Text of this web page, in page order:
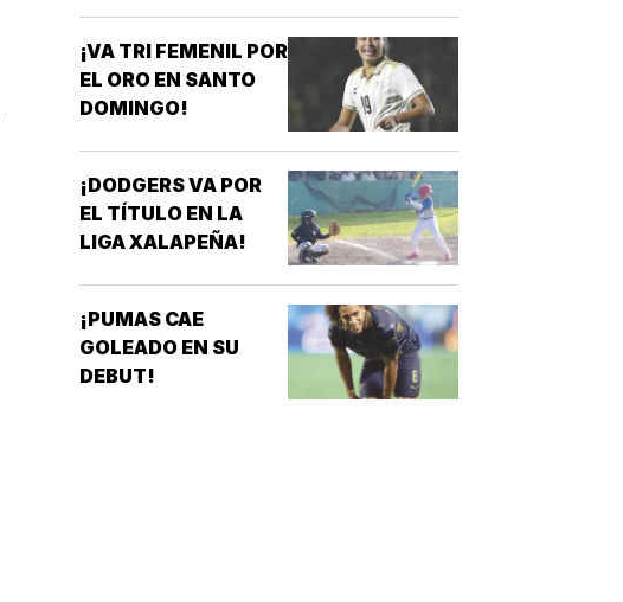
¡VA TRI FEMENIL POR
EL ORO EN SANTO
DOMINGO!
¡DODGERS VA POR
EL TÍTULO EN LA
LIGA XALAPEÑA!
¡PUMAS CAE
GOLEADO EN SU
DEBUT!